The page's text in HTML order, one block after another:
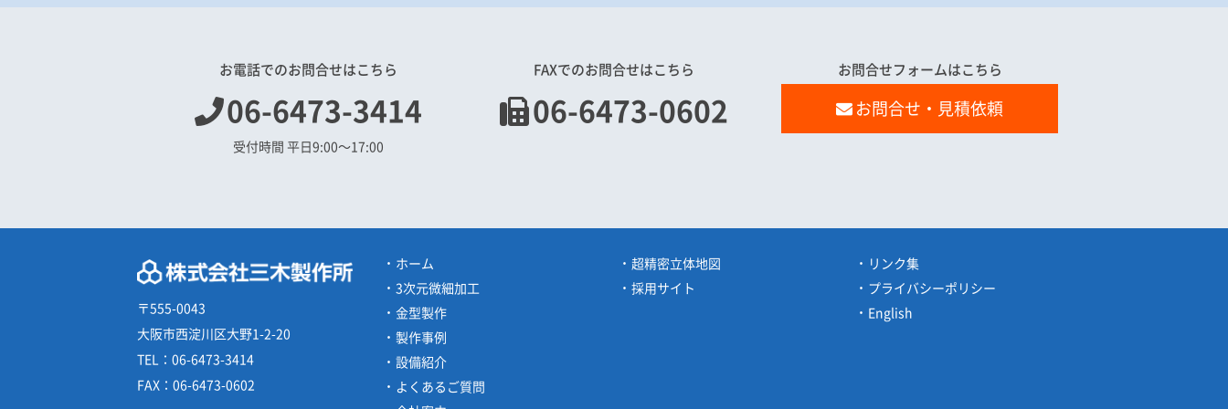
お電話でのお問合せはこちら
06-6473-3414
受付時間 平日9:00〜17:00
FAXでのお問合せはこちら
06-6473-0602
お問合せフォームはこちら
お問合せ・見積依頼
〒555-0043
大阪市西淀川区大野1-2-20
TEL： 06-6473-3414
FAX： 06-6473-0602
ホーム
3次元微細加工
金型製作
製作事例
設備紹介
よくあるご質問
超精密立体地図
採用サイト
リンク集
プライバシーポリシー
English